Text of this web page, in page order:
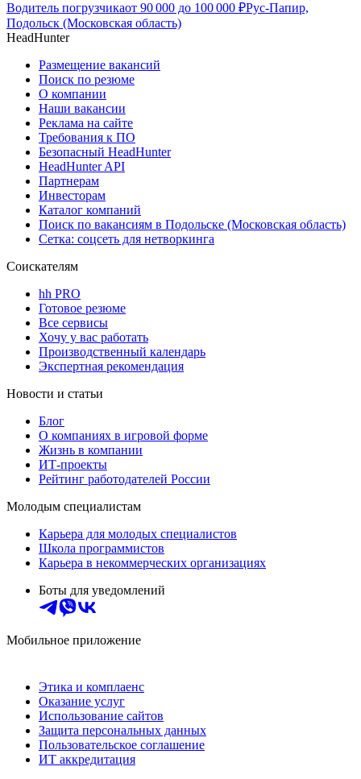
Водитель погрузчикаот 90 000 до 100 000 ₽Рус-Папир,
Подольск (Московская область)
HeadHunter
Размещение вакансий
Поиск по резюме
О компании
Наши вакансии
Реклама на сайте
Требования к ПО
Безопасный HeadHunter
HeadHunter API
Партнерам
Инвесторам
Каталог компаний
Поиск по вакансиям в Подольске (Московская область)
Сетка: соцсеть для нетворкинга
Соискателям
hh PRO
Готовое резюме
Все сервисы
Хочу у вас работать
Производственный календарь
Экспертная рекомендация
Новости и статьи
Блог
О компаниях в игровой форме
Жизнь в компании
ИТ-проекты
Рейтинг работодателей России
Молодым специалистам
Карьера для молодых специалистов
Школа программистов
Карьера в некоммерческих организациях
Боты для уведомлений
Мобильное приложение
Этика и комплаенс
Оказание услуг
Использование сайтов
Защита персональных данных
Пользовательское соглашение
ИТ аккредитация